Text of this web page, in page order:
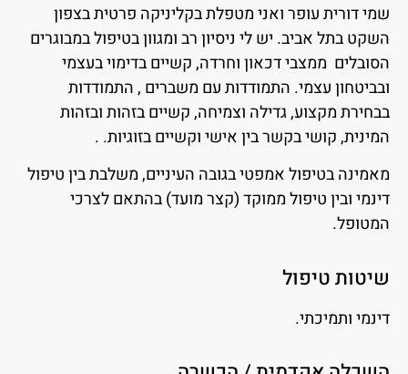
שמי דורית עופר ואני מטפלת בקליניקה פרטית בצפון
השקט בתל אביב. יש לי ניסיון רב ומגוון בטיפול במבוגרים
הסובלים ממצבי דכאון וחרדה, קשיים בדימוי בעצמי
ובביטחון עצמי. התמודדות עם משברים , התמודדות
בבחירת מקצוע, גדילה וצמיחה, קשיים בזהות ובזהות
המינית, קושי בקשר בין אישי וקשיים בזוגיות. .
מאמינה בטיפול אמפטי בגובה העיניים, משלבת בין טיפול
דינמי ובין טיפול ממוקד (קצר מועד) בהתאם לצרכי
המטופל.
שיטות טיפול
דינמי ותמיכתי.